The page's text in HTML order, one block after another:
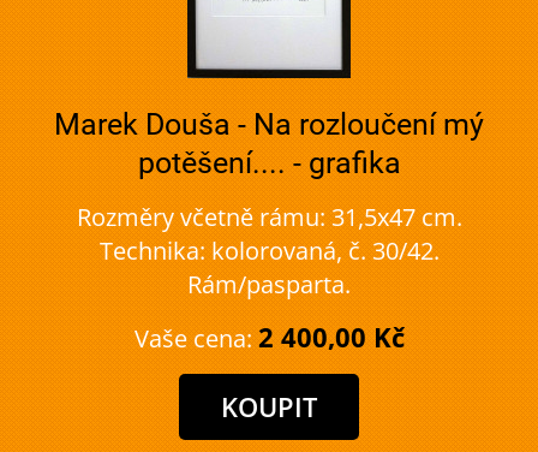
Marek Douša - Na rozloučení mý
potěšení.... - grafika
Rozměry včetně rámu: 31,5x47 cm.
Technika: kolorovaná, č. 30/42.
Rám/pasparta.
Vaše cena: 2 400,00 Kč